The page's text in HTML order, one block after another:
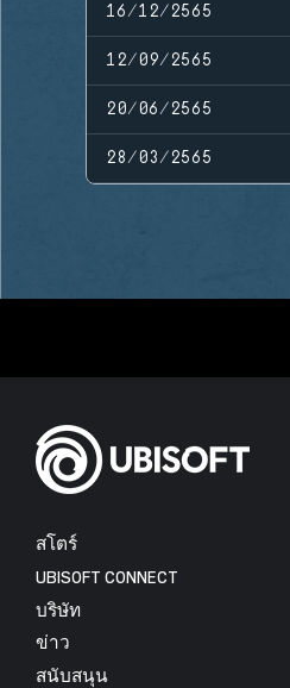
16/12/2565
12/09/2565
20/06/2565
28/03/2565
สโตร์
UBISOFT CONNECT
บริษัท
ข่าว
สนับสนุน